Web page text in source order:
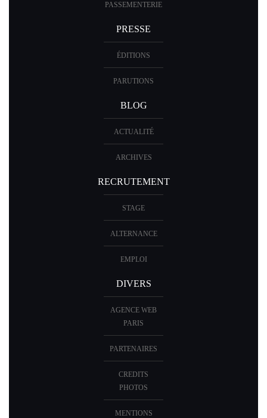
PASSEMENTERIE
PRESSE
ÉDITIONS
PARUTIONS
BLOG
ACTUALITÉ
ARCHIVES
RECRUTEMENT
STAGE
ALTERNANCE
EMPLOI
DIVERS
AGENCE WEB
PARIS
PARTENAIRES
CREDITS
PHOTOS
MENTIONS